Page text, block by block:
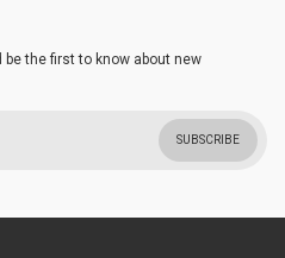
the first to know about new
SUBSCRIBE